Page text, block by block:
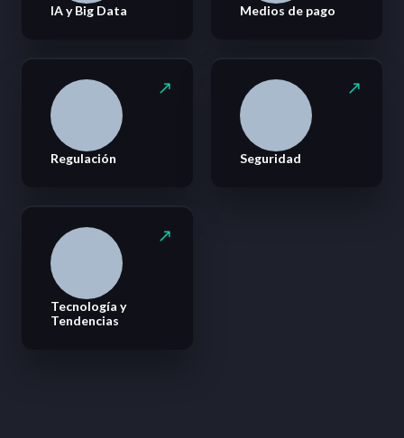
IA y Big Data Medios de pago
Regulación Seguridad
Tecnología y
Tendencias